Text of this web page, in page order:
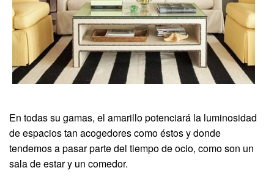
En todas su gamas, el amarillo potenciará la luminosidad
de espacios tan acogedores como éstos y donde
tendemos a pasar parte del tiempo de ocio, como son un
sala de estar y un comedor.